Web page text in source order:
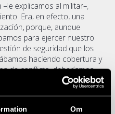
Om
explicamos al militar–,
Era, en efecto, una
porque, aunque
para ejercer nuestro
de seguridad que los
haciendo cobertura y
de conflicto, deberíamos
el ejercicio
De ellas